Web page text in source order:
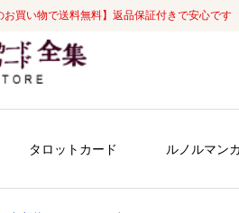
お買い物で送料無料】返品保証付きで安心です
タロットカード ルノルマン